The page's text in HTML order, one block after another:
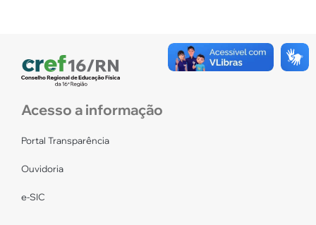
Acesso a informação
Portal Transparência
Ouvidoria
e-SIC